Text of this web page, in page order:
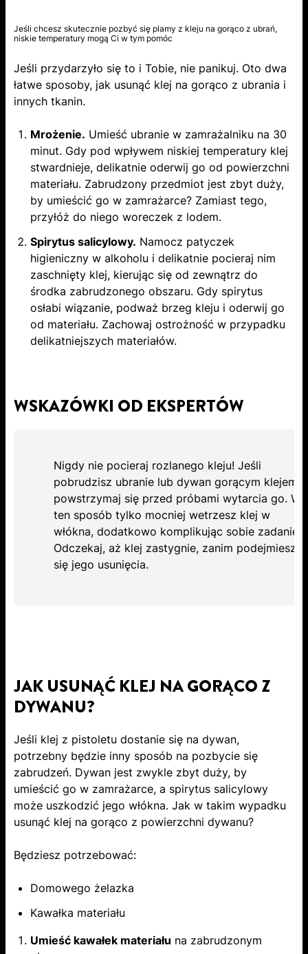
Jeśli chcesz skutecznie pozbyć się plamy z kleju na gorąco z ubrań,
niskie temperatury mogą Ci w tym pomóc
Jeśli przydarzyło się to i Tobie, nie panikuj. Oto dwa
łatwe sposoby, jak usunąć klej na gorąco z ubrania i
innych tkanin.
Mrożenie. Umieść ubranie w zamrażalniku na 30
minut. Gdy pod wpływem niskiej temperatury klej
stwardnieje, delikatnie oderwij go od powierzchni
materiału. Zabrudzony przedmiot jest zbyt duży,
by umieścić go w zamrażarce? Zamiast tego,
przyłóż do niego woreczek z lodem.
Spirytus salicylowy. Namocz patyczek
higieniczny w alkoholu i delikatnie pocieraj nim
zaschnięty klej, kierując się od zewnątrz do
środka zabrudzonego obszaru. Gdy spirytus
osłabi wiązanie, podważ brzeg kleju i oderwij go
od materiału. Zachowaj ostrożność w przypadku
delikatniejszych materiałów.
WSKAZÓWKI OD EKSPERTÓW
Nigdy nie pocieraj rozlanego kleju! Jeśli
pobrudzisz ubranie lub dywan gorącym klejem,
powstrzymaj się przed próbami wytarcia go. W
ten sposób tylko mocniej wetrzesz klej w
włókna, dodatkowo komplikując sobie zadanie.
Odczekaj, aż klej zastygnie, zanim podejmiesz
się jego usunięcia.
JAK USUNĄĆ KLEJ NA GORĄCO Z
DYWANU?
Jeśli klej z pistoletu dostanie się na dywan,
potrzebny będzie inny sposób na pozbycie się
zabrudzeń. Dywan jest zwykle zbyt duży, by
umieścić go w zamrażarce, a spirytus salicylowy
może uszkodzić jego włókna. Jak w takim wypadku
usunąć klej na gorąco z powierzchni dywanu?
Będziesz potrzebować:
Domowego żelazka
Kawałka materiału
Umieść kawałek materiału na zabrudzonym